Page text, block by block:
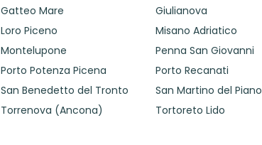
Gatteo Mare Giulianova
Loro Piceno Misano Adriatico
Montelupone Penna San Giovanni
Porto Potenza Picena Porto Recanati
San Benedetto del Tronto San Martino del Piano
Torrenova (Ancona) Tortoreto Lido